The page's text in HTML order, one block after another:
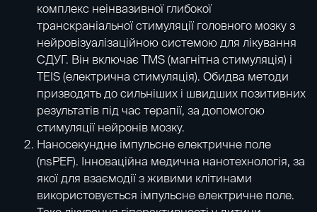
комплекс неінвазивної глибокої
транскраніальної стимуляції головного мозку з
нейровізуалізаційною системою для лікування
СДУГ. Він включає TMS (магнітна стимуляція) і
TEIS (електрична стимуляція). Обидва методи
призводять до сильніших і швидших позитивних
результатів під час терапії, за допомогою
стимуляції нейронів мозку.
Наносекундне імпульсне електричне поле
(nsPEF). Інноваційна медична нанотехнологія, за
якої для взаємодії з живими клітинами
використовується імпульсне електричне поле.